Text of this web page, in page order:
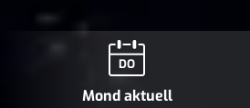
DO
Mond aktuell